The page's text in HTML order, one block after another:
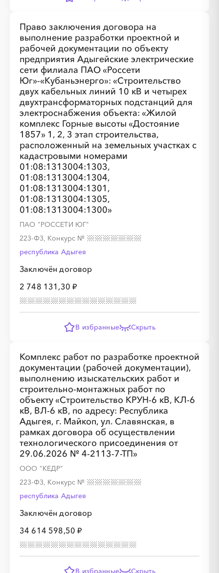
Право заключения договора на
выполнение разработки проектной и
рабочей документации по объекту
предприятия Адыгейские электрические
сети филиала ПАО «Россети
Юг»-«Кубаньэнерго»: «Строительство
двух кабельных линий 10 кВ и четырех
двухтрансформаторных подстанций для
электроснабжения объекта: «Жилой
комплекс Горные высоты «Достояние
1857» 1, 2, 3 этап строительства,
расположенный на земельных участках с
кадастровыми номерами
01:08:1313004:1303,
01:08:1313004:1304,
01:08:1313004:1301,
01:08:1313004:1305,
01:08:1313004:1300»
ПАО "РОССЕТИ ЮГ"
223-ФЗ, Конкурс №
республика Адыгея
Заключён договор
2 748 131,30 ₽
В избранные Скрыть
Комплекс работ по разработке проектной
документации (рабочей документации),
выполнению изыскательских работ и
строительно-монтажных работ по
объекту «Строительство КРУН-6 кВ, КЛ-6
кВ, ВЛ-6 кВ, по адресу: Республика
Адыгея, г. Майкоп, ул. Славянская, в
рамках договора об осуществлении
технологического присоединения от
29.06.2026 № 4-2113-7-ТП»
ООО "КЕДР"
223-ФЗ, Конкурс №
республика Адыгея
Заключён договор
34 614 598,50 ₽
В избранные Скрыть
░░░░░░ ░░░░░
░
░
░
░
░
░
░
░
░
░
░
░░░░░░░░░░
░
░░░░░ ░░░░░
░
░
░
░
░
░
░
░
░
░
░